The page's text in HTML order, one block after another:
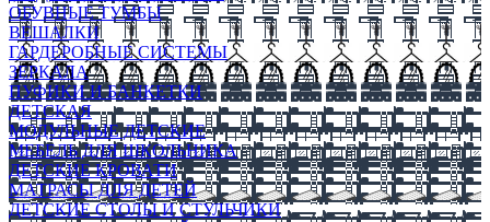
ОБУВНЫЕ ТУМБЫ
ВЕШАЛКИ
ГАРДЕРОБНЫЕ СИСТЕМЫ
ЗЕРКАЛА
ПУФИКИ И БАНКЕТКИ
ДЕТСКАЯ
МОДУЛЬНЫЕ ДЕТСКИЕ
МЕБЕЛЬ ДЛЯ ШКОЛЬНИКА
ДЕТСКИЕ КРОВАТИ
МАТРАСЫ ДЛЯ ДЕТЕЙ
ДЕТСКИЕ СТОЛЫ И СТУЛЬЧИКИ